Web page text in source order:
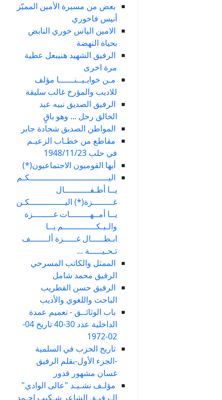
بعض من مسيرة الأمين المميّز
أنيس فاخوري
الامين الياس خوري النابض
بحياة النهضة
الرفيق الشهيد هنيبعل عطية
مرة اخرى
مـن خوابـيــنــــــا مؤلف
للاديب والمؤرخ غالب سليقة
الرفيق الصديق نبيه عبد
الخالق رحل ... وهو باقٍ
المواطن الصديق شحادة جابر
مقاطع من خطـاب الزعيـم
في حلب 1948/11/23
أيها القوميون الاجتماعيون(*)
اليـــــــــــــــــــــــــــــــكـم
يــا أطـفــــــــــال
غــــــــزة(*) اليــــــــــــــكـن
يــا أمــهــــــــات غــــــــزة
والـيـكـــــــــــــم يــا
ابـطـــــال غـــــزة ألـــــــف
تـحـيـــــة ...
الممثل والكاتب المسرحي
الرفيق محمد شامل
الرفيق حسن القطريب
الباحث واللغوي والأديب
باب الوثائــق - تعميم عمدة
الداخلية عدد 30-40 تاريخ 04-
02-1972
تاريخ الحزب في السلمية
-الجزء الأول-بقلم الرفيق
غسان مشهور قدور
مؤلـف نشـيـد "عالى الوادي"
الـرفيـق الشاعر شـكيب احـمد